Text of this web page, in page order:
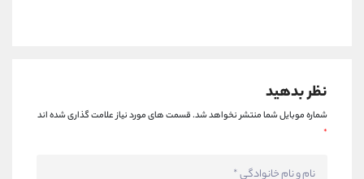
نظر بدهید
شماره موبایل شما منتشر نخواهد شد.قسمت های مورد نیاز علامت گذاری شده اند
*